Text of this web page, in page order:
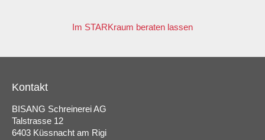
Im STARKraum beraten lassen
Kontakt
BISANG Schreinerei AG
Talstrasse 12
6403 Küssnacht am Rigi